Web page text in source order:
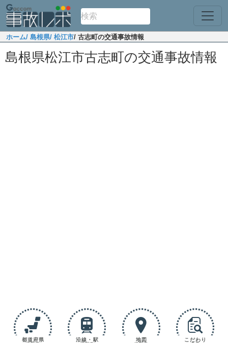
ホーム/ 島根県/ 松江市/ 古志町の交通事故情報
島根県松江市古志町の交通事故情報
都道府県 沿線・駅 地図 こだわり